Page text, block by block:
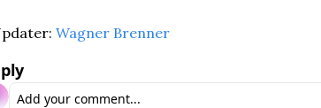
Wagner Brenner